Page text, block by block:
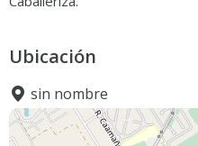
Ubicación
sin nombre